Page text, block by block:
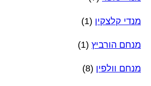
מנדי קלצקין (1)
מנחם הורביץ (1)
מנחם וולפין (8)